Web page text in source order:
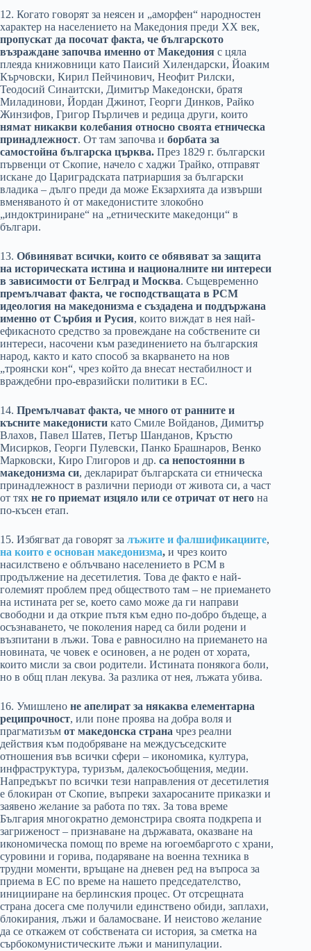
12. Когато говорят за неясен и „аморфен“ народностен
характер на населението на Македония преди XX век,
пропускат да посочат факта, че българското
възраждане започва именно от Македония с цяла
плеяда книжовници като Паисий Хилендарски, Йоаким
Кърчовски, Кирил Пейчинович, Неофит Рилски,
Теодосий Синаитски, Димитър Македонски, братя
Миладинови, Йордан Джинот, Георги Динков, Райко
Жинзифов, Григор Пърличев и редица други, които
нямат никакви колебания относно своята етническа
принадлежност. От там започва и борбата за
самостойна българска църква. През 1829 г. български
първенци от Скопие, начело с хаджи Трайко, отправят
искане до Цариградската патриаршия за български
владика – дълго преди да може Екзархията да извърши
вменяваното ѝ от македонистите злокобно
„индоктриниране“ на „етническите македонци“ в
българи.
13. Обвиняват всички, които се обявяват за защита
на историческата истина и националните ни интереси
в зависимости от Белград и Москва. Същевременно
премълчават факта, че господстващата в РСМ
идеология на македонизма е създадена и поддържана
именно от Сърбия и Русия, които виждат в нея най-
ефикасното средство за провеждане на собствените си
интереси, насочени към разединението на българския
народ, както и като способ за вкарването на нов
„троянски кон“, чрез който да внесат нестабилност и
враждебни про-евразийски политики в ЕС.
14. Премълчават факта, че много от ранните и
късните македонисти като Смиле Войданов, Димитър
Влахов, Павел Шатев, Петър Шанданов, Кръстю
Мисирков, Георги Пулевски, Панко Брашнаров, Венко
Марковски, Киро Глигоров и др. са непостоянни в
македонизма си, декларират българската си етническа
принадлежност в различни периоди от живота си, а част
от тях не го приемат изцяло или се отричат от него на
по-късен етап.
15. Избягват да говорят за лъжите и фалшификациите,
на които е основан македонизма, и чрез които
насилствено е облъчвано населението в РСМ в
продължение на десетилетия. Това де факто е най-
големият проблем пред обществото там – не приемането
на истината per se, което само може да ги направи
свободни и да открие пътя към едно по-добро бъдеще, а
осъзнаването, че поколения наред са били родени и
възпитани в лъжи. Това е равносилно на приемането на
новината, че човек е осиновен, а не роден от хората,
които мисли за свои родители. Истината понякога боли,
но в общ план лекува. За разлика от нея, лъжата убива.
16. Умишлено не апелират за някаква елементарна
реципрочност, или поне проява на добра воля и
прагматизъм от македонска страна чрез реални
действия към подобряване на междусъседските
отношения във всички сфери – икономика, култура,
инфраструктура, туризъм, далекосъобщения, медии.
Напредъкът по всички тези направления от десетилетия
е блокиран от Скопие, въпреки захаросаните приказки и
заявено желание за работа по тях. За това време
България многократно демонстрира своята подкрепа и
загриженост – признаване на държавата, оказване на
икономическа помощ по време на югоембаргото с храни,
суровини и горива, подаряване на военна техника в
трудни моменти, връщане на дневен ред на въпроса за
приема в ЕС по време на нашето председателство,
иницииране на берлинския процес. От отсрещната
страна досега сме получили единствено обиди, заплахи,
блокирания, лъжи и баламосване. И неистово желание
да се откажем от собствената си история, за сметка на
сърбокомунистическите лъжи и манипулации.